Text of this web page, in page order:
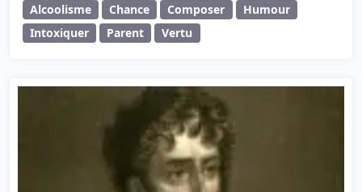
Alcoolisme Chance Composer
Humour
Intoxiquer
Parent Vertu